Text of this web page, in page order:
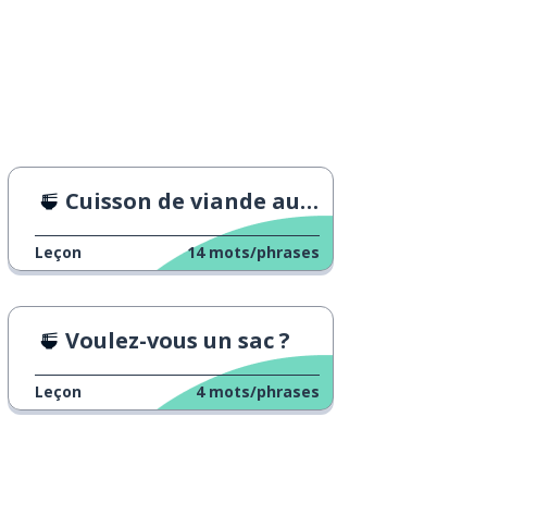
Cuisson de viande au grill au bureau
Leçon 14 mots/phrases
Voulez-vous un sac ?
Leçon 4 mots/phrases